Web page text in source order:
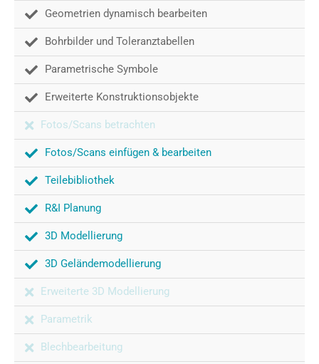
Geometrien dynamisch bearbeiten
Bohrbilder und Toleranztabellen
Parametrische Symbole
Erweiterte Konstruktionsobjekte
Fotos/Scans betrachten
Fotos/Scans einfügen & bearbeiten
Teilebibliothek
R&I Planung
3D Modellierung
3D Geländemodellierung
Erweiterte 3D Modellierung
Parametrik
Blechbearbeitung